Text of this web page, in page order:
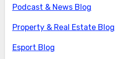
Podcast & News Blog
Property & Real Estate Blog
Esport Blog